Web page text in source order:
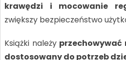
krawędzi i mocowanie
zwiększy bezpieczeństwo
Książki należy przechowywać
dostosowany do potrzeb